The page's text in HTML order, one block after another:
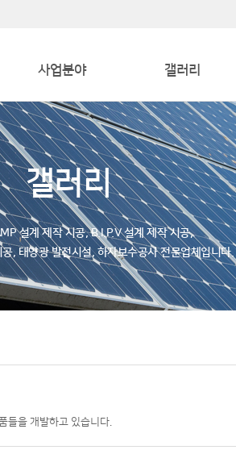
사업분야
사업소개
사업분야
갤러리
스페이스 프레임&볼트러스
B. I. P. V
토지 위 태양광발전소
갤러리
설계 제작 시공, B.I.P.V 설계 제작 시공,
, 태양광 발전시설, 하자보수공사 전문업체입니다.
들을 개발하고 있습니다.